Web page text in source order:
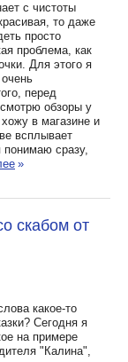
с чистоты
то даже
просто
проблема, как
Для этого я
перед
обзоры у
в магазине и
всплывает
понимаю сразу,
»
скабом от
какое-то
Сегодня я
на примере
"Калина",